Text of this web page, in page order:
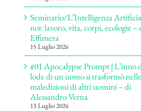
Seminario/L’Intelligenza
noi: lavoro, vita, corpi, ecologie –
Effimera
15 Luglio 2026
#01 Apocalypse Prompt | L’inno
lode di un uomo si trasformò nelle
maledizioni di altri uomini – di
Alessandro Verna
13 Luglio 2026